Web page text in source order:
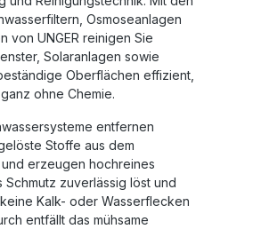
Osmoseanlagen
von UNGER reinigen Sie
Solaranlagen sowie
Oberflächen effizient,
ohne Chemie.
entfernen
Stoffe aus dem
erzeugen hochreines
Schmutz zuverlässig löst und
Kalk- oder Wasserflecken
entfällt das mühsame